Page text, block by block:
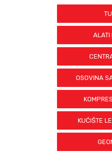
ALATI
OSOVINA
KUĆIŠTE